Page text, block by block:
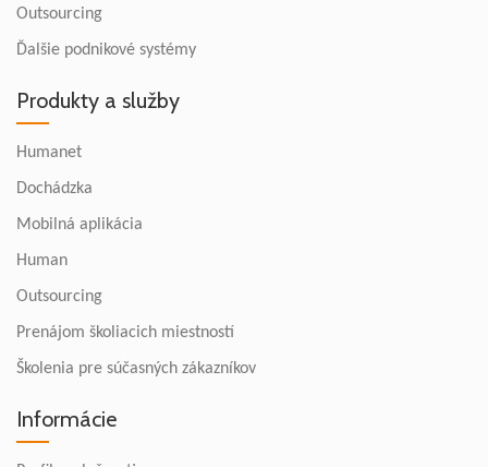
Outsourcing
Ďalšie podnikové systémy
Produkty a služby
Humanet
Dochádzka
Mobilná aplikácia
Human
Outsourcing
Prenájom školiacich miestností
Školenia pre súčasných zákazníkov
Informácie